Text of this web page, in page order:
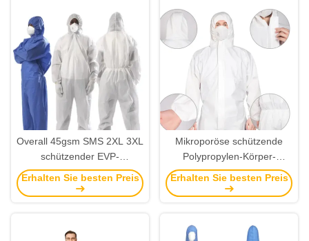
Overall 45gsm SMS 2XL 3XL
schützender EVP-
Wegwerfoverall Kit With
Hood
Erhalten Sie besten Preis
Mikroporöse schützende
Polypropylen-Körper-
Wegwerfklage des Overall-
60GSM spritzen beständiges
Erhalten Sie besten Preis